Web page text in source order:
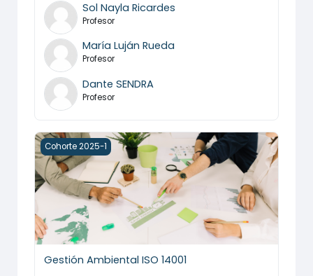
Sol Nayla Ricardes
Profesor
María Luján Rueda
Profesor
Dante SENDRA
Profesor
Gestión Ambiental ISO 14001
Cohorte 2025-1
Gestión Ambiental ISO 14001